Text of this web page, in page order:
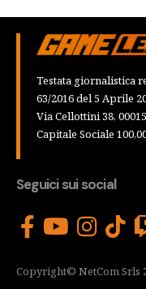
Testata giornalistica
63/2016 del 5 Aprile
Via Cellottini 38,
Capitale Sociale
Seguici sui social
Copyright© NetCom Srls